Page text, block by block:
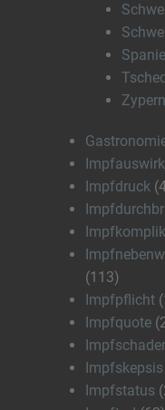
Zypern
Impfdruck
(113)
Impfpflicht
Impfquote
Impfskepsis
Impfstatus